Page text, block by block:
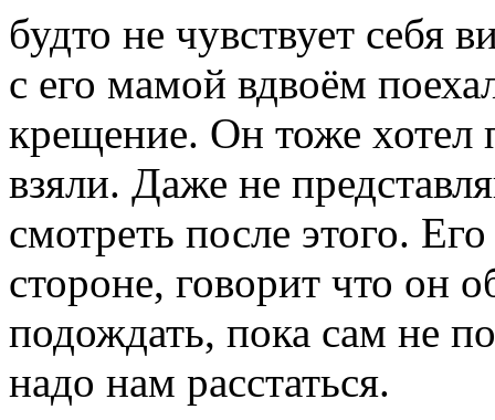
будто не чувствует
с его мамой вдвоём
крещение. Он тоже хотел
взяли. Даже не
смотреть после этого.
стороне, говорит что он
подождать, пока сам не
надо нам расстаться.